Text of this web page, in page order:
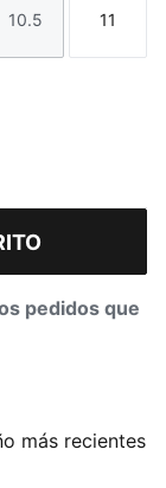
Talla
10.5
Talla
11
pedidos que
más recientes
Este